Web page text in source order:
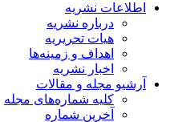
اطلاعات نشریه
درباره نشریه
هیات تحریریه
اهداف و زمینه‌ها
اخبار نشریه
آرشیو مجله و مقالات
کلیه شماره‌های مجله
آخرین شماره